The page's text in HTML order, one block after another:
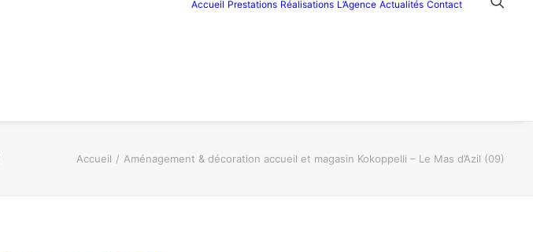
Accueil Prestations Réalisations L’Agence Actualités Contact
Accueil Aménagement & décoration accueil et magasin Kokoppelli – Le Mas d’Azil (09)